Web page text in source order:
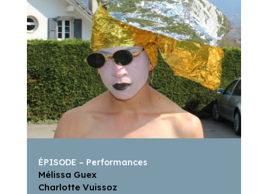
ÉPISODE – Performances
Mélissa Guex
Charlotte Vuissoz